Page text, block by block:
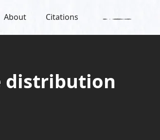
About Citations
distribution